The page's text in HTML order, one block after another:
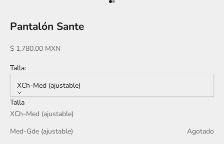
Ir al artículo 1
Ir al artículo 2
Pantalón Sante
Precio de oferta
$ 1,780.00 MXN
Talla:
XCh-Med (ajustable)
Talla
XCh-Med (ajustable)
Med-Gde (ajustable)
Agotado